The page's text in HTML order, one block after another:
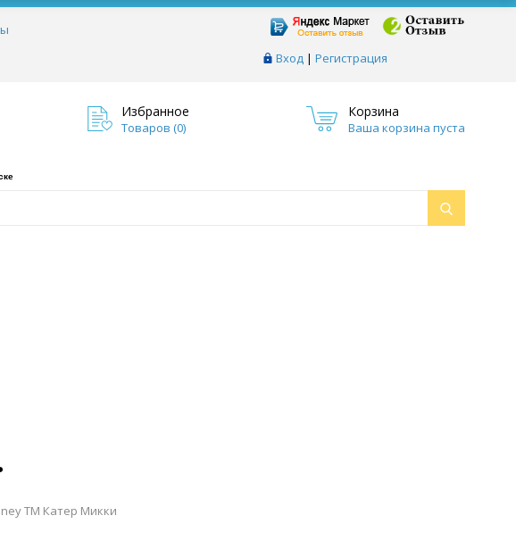
Вход | Регистрация
Избранное
Товаров (0)
Корзина
Ваша корзина пуста
TM Катер Микки